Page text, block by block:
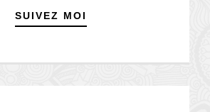
SUIVEZ MOI